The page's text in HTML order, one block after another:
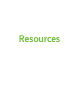
Resources